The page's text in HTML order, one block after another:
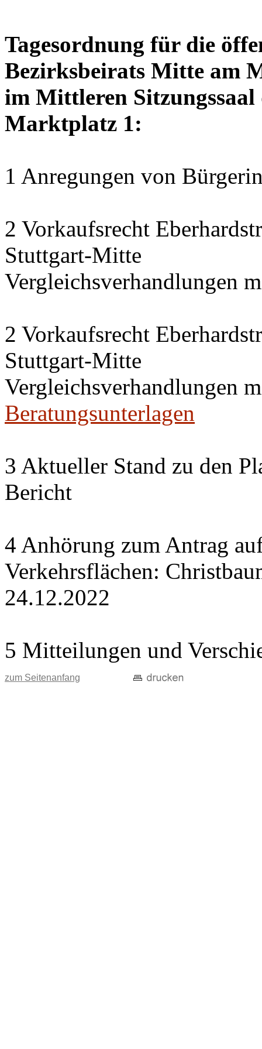
Tagesordnung für die
Bezirksbeirats Mitte am
im Mittleren Sitzungssaal
Marktplatz 1:
1 Anregungen von
2 Vorkaufsrecht
Stuttgart-Mitte
Vergleichsverhandlungen
2 Vorkaufsrecht
Stuttgart-Mitte
Vergleichsverhandlungen
Beratungsunterlagen
3 Aktueller Stand zu den
Bericht
4 Anhörung zum Antrag
Verkehrsflächen:
24.12.2022
5 Mitteilungen und
zum Seitenanfang